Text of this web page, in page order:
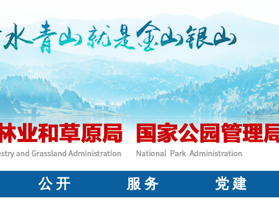
公 开 服 务 党 建